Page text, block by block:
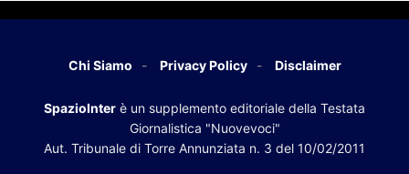
Chi Siamo Privacy Policy Disclaimer
SpazioInter è un supplemento editoriale della Testata
Giornalistica "Nuovevoci"
Aut. Tribunale di Torre Annunziata n. 3 del 10/02/2011